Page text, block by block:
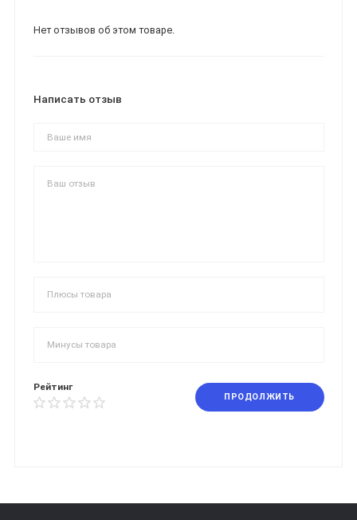
Нет отзывов об этом товаре.
Написать отзыв
Рейтинг
ПРОДОЛЖИТЬ